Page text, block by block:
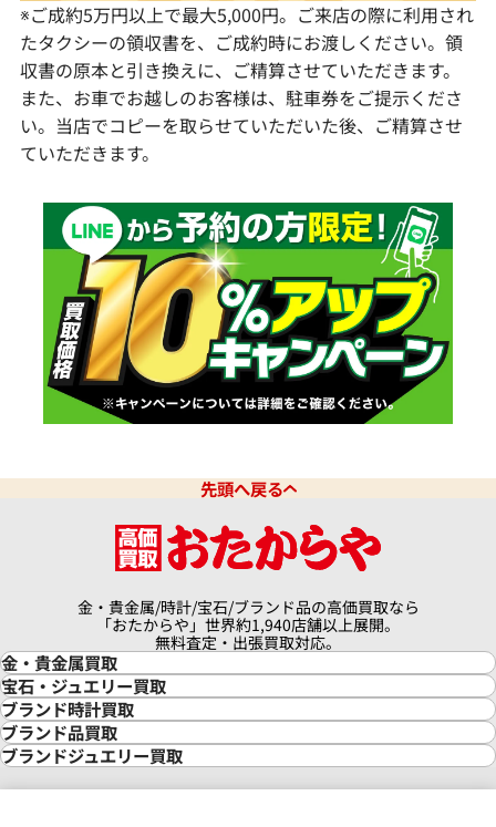
※ご成約5万円以上で最大5,000円。ご来店の際に利用され
たタクシーの領収書を、ご成約時にお渡しください。領
収書の原本と引き換えに、ご精算させていただきます。
また、お車でお越しのお客様は、駐車券をご提示くださ
い。当店でコピーを取らせていただいた後、ご精算させ
ていただきます。
先頭へ戻る
金・貴金属/時計/宝石/ブランド品の高価買取なら
「おたからや」世界約1,940店舗以上展開。
無料査定・出張買取対応。
金・貴金属買取
金買取
金の相場価格情報
金の参考買取価格一覧
インゴット買取
インゴットの相場価格情報
24金買取
宝石・ジュエリー買取
宝石・ジュエリー買取
ダイヤモンド買取
ダイヤモンド・宝石の参考価格一覧
リング・結婚指輪買取
エメラルド買取
ブランド時計買取
時計買取
ロレックス買取
ロレックス デイトナ買取
ロレックス サブマリーナー買取
ブランド品買取
ブランド買取
ブランドジュエリー買取